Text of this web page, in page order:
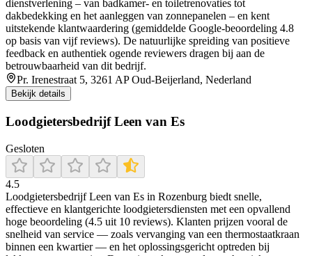
dienstverlening – van badkamer‑ en toiletrenovaties tot
dakbedekking en het aanleggen van zonnepanelen – en kent
uitstekende klantwaardering (gemiddelde Google‑beoordeling 4.8
op basis van vijf reviews). De natuurlijke spreiding van positieve
feedback en authentiek ogende reviewers dragen bij aan de
betrouwbaarheid van dit bedrijf.
Pr. Irenestraat 5, 3261 AP Oud-Beijerland, Nederland
Bekijk details
Loodgietersbedrijf Leen van Es
Gesloten
4.5
Loodgietersbedrijf Leen van Es in Rozenburg biedt snelle,
effectieve en klantgerichte loodgietersdiensten met een opvallend
hoge beoordeling (4.5 uit 10 reviews). Klanten prijzen vooral de
snelheid van service — zoals vervanging van een thermostaatkraan
binnen een kwartier — en het oplossingsgericht optreden bij